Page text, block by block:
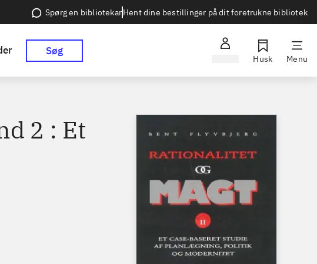
Spørg en bibliotekarHent dine bestillinger på dit foretrukne bibliotek
Søg
Husk Menu
2 : Et